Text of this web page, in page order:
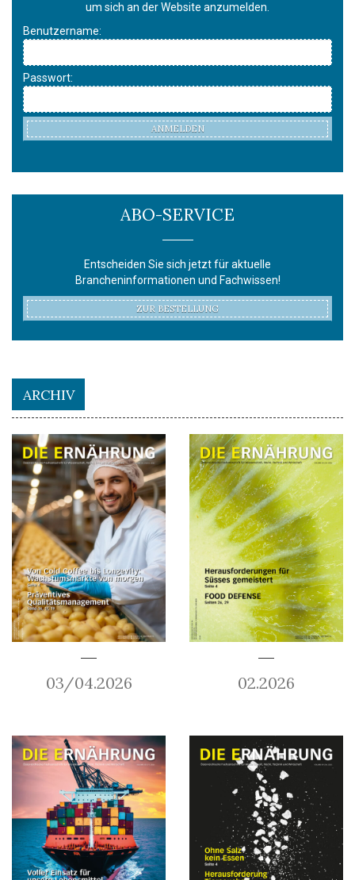
um sich an der Website anzumelden.
Benutzername:
Passwort:
ANMELDEN
ABO-SERVICE
Entscheiden Sie sich jetzt für aktuelle
Brancheninformationen und Fachwissen!
ZUR BESTELLUNG
ARCHIV
03/04.2026 02.2026